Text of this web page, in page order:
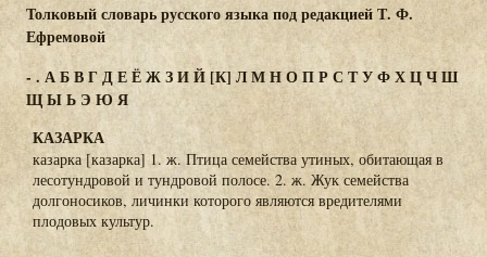
Толковый словарь русского языка под редакцией Т. Ф.
Ефремовой
- . АБВГДЕЁЖЗИЙ [К] ЛМНОПРС ТУФХЦЧШ
ЩЫЬЭ ЮЯ
КАЗАРКА
казарка [казарка] 1. ж. Птица семейства утиных, обитающая в
лесотундровой и тундровой полосе. 2. ж. Жук семейства
долгоносиков, личинки которого являются вредителями
плодовых культур.